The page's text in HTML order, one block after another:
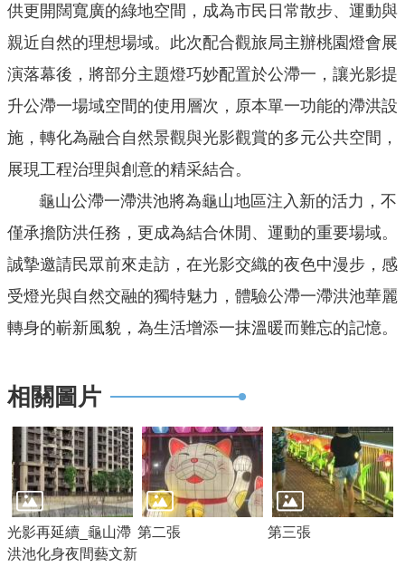
民
服
務
政
資
開
山
坡
地
申
請
案
件
污
水
下
供更開闊寬廣的綠地空間，成為市民日常散步、運動與
親近自然的理想場域。此次配合觀旅局主辦桃園燈會展
演落幕後，將部分主題燈巧妙配置於公滯一，讓光影提
升公滯一場域空間的使用層次，原本單一功能的滯洪設
施，轉化為融合自然景觀與光影觀賞的多元公共空間，
展現工程治理與創意的精采結合。
龜山公滯一滯洪池將為龜山地區注入新的活力，不
僅承擔防洪任務，更成為結合休閒、運動的重要場域。
誠摯邀請民眾前來走訪，在光影交織的夜色中漫步，感
受燈光與自然交融的獨特魅力，體驗公滯一滯洪池華麗
轉身的嶄新風貌，為生活增添一抹溫暖而難忘的記憶。
相關圖片
光影再延續_龜山滯
洪池化身夜間藝文新
第二張 第三張